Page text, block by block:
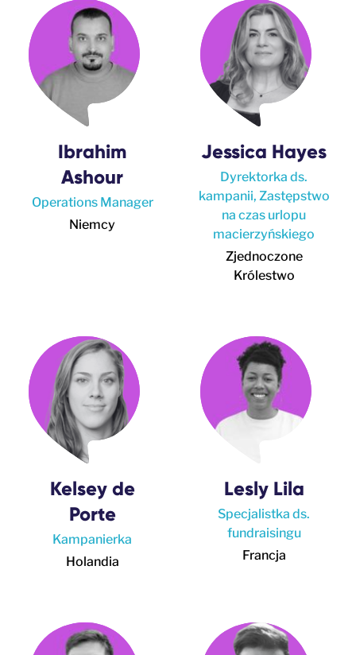
Ibrahim
Ashour
Operations Manager
Niemcy
Jessica Hayes
Dyrektorka ds.
kampanii, Zastępstwo
na czas urlopu
macierzyńskiego
Zjednoczone
Królestwo
Kelsey de
Porte
Kampanierka
Holandia
Lesly Lila
Specjalistka ds.
fundraisingu
Francja